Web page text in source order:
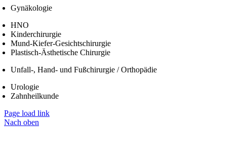
Gynäkologie
HNO
Kinderchirurgie
Mund-Kiefer-Gesichtschirurgie
Plastisch-Ästhetische Chirurgie
Unfall-, Hand- und Fußchirurgie / Orthopädie
Urologie
Zahnheilkunde
Page load link
Nach oben